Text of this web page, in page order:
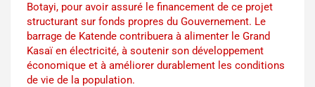
Botayi, pour avoir assuré le financement de ce projet
structurant sur fonds propres du Gouvernement. Le
barrage de Katende contribuera à alimenter le Grand
Kasaï en électricité, à soutenir son développement
économique et à améliorer durablement les conditions
de vie de la population.